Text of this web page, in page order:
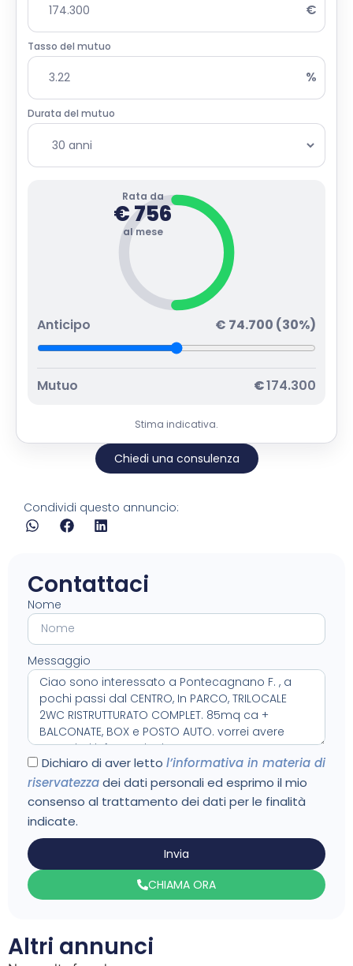
Contattaci
Nome
Messaggio
Dichiaro di aver letto l’informativa in materia di
riservatezzadei dati personali ed esprimo il mio
consenso al trattamento dei dati per le finalità
indicate.
Invia
CHIAMA ORA
€
Tasso del mutuo
%
Durata del mutuo
Rata da
€756
al mese
Anticipo € 74.700 (30%)
Mutuo €174.300
Stima indicativa.
Chiedi una consulenza
Condividi questo annuncio:
Altri annunci